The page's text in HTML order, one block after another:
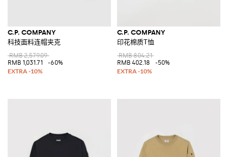
C.P. COMPANY
科技面料连帽夹克
RMB 2,579.09
RMB 1,031.71
-60%
C.P. COMPANY
印花棉质T恤
RMB 804.21
RMB 402.18
-50%